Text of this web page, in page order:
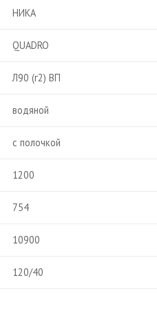
НИКА
QUADRO
Л90 (г2) ВП
водяной
с полочкой
1200
754
10900
120/40